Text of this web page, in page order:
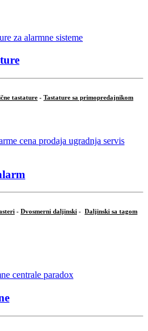
tastature - Tastature sa primopredajnikom
- Dvosmerni daljinski - Daljinski sa tagom